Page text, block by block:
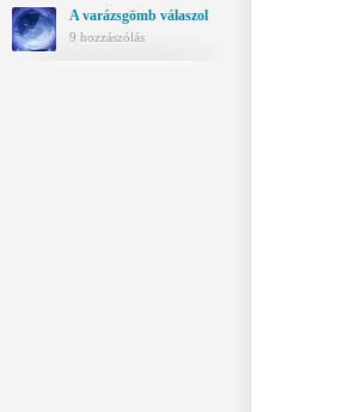
A varázsgömb válaszol
9 hozzászólás